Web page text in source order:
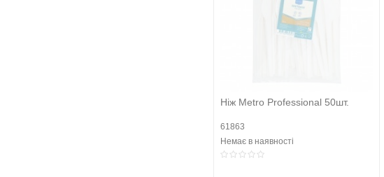
Ніж Metro Professional 50шт.
61863
Немає в наявності